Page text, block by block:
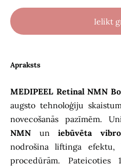
Ielikt
Apraksts
MEDIPEEL Retinal NMN
augsto tehnoloģiju
novecošanās pazīmēm.
NMN un iebūvēta
nodrošina liftinga efektu,
procedūrām. Pateicoties